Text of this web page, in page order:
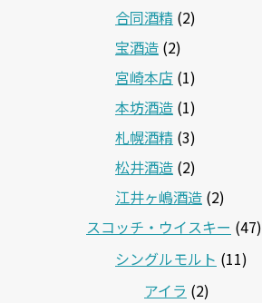
合同酒精 (2)
宝酒造 (2)
宮崎本店 (1)
本坊酒造 (1)
札幌酒精 (3)
松井酒造 (2)
江井ヶ嶋酒造 (2)
スコッチ・ウイスキー (47)
シングルモルト (11)
アイラ (2)